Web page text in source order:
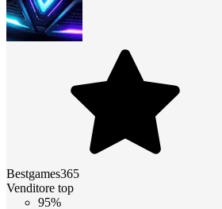
Bestgames365
Venditore top
95%